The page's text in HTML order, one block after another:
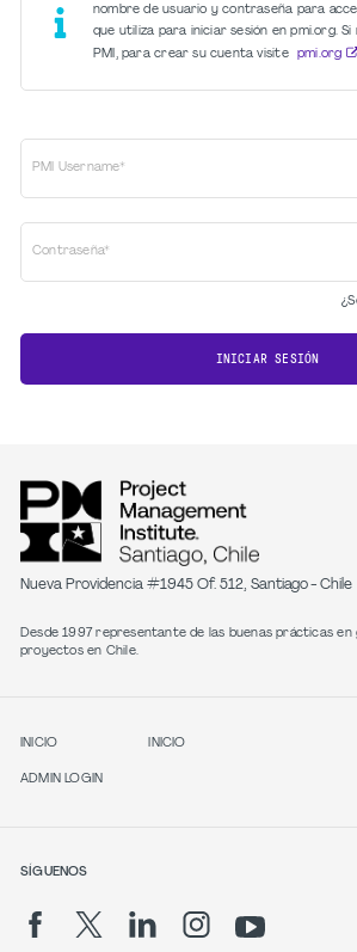
nombre de usuario y contraseña para
que utiliza para iniciar sesión en pmi.org. Si
PMI, para crear su cuenta visite
pmi.org
PMI Username*
Contraseña*
INICIAR SESIÓN
Nueva Providencia #1945 Of. 512, Santiago - Chile
Desde 1997 representante de las buenas prácticas en
proyectos en Chile.
INICIO
ADMIN LOGIN
INICIO
SÍGUENOS